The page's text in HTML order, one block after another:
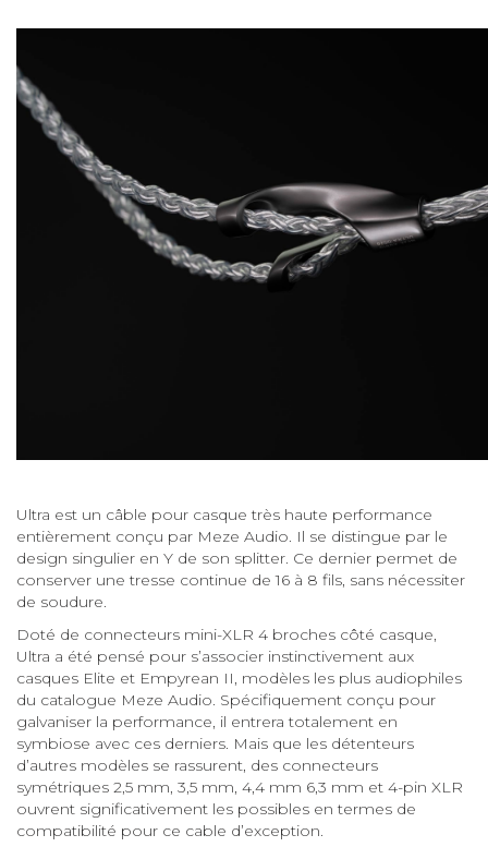
Ultra est un câble pour casque très haute performance
entièrement conçu par Meze Audio. Il se distingue par le
design singulier en Y de son splitter. Ce dernier permet de
conserver une tresse continue de 16 à 8 fils, sans nécessiter
de soudure.
Doté de connecteurs mini-XLR 4 broches côté casque,
Ultra a été pensé pour s’associer instinctivement aux
casques Elite et Empyrean II, modèles les plus audiophiles
du catalogue Meze Audio. Spécifiquement conçu pour
galvaniser la performance, il entrera totalement en
symbiose avec ces derniers. Mais que les détenteurs
d’autres modèles se rassurent, des connecteurs
symétriques 2,5 mm, 3,5 mm, 4,4 mm 6,3 mm et 4-pin XLR
ouvrent significativement les possibles en termes de
compatibilité pour ce cable d’exception.